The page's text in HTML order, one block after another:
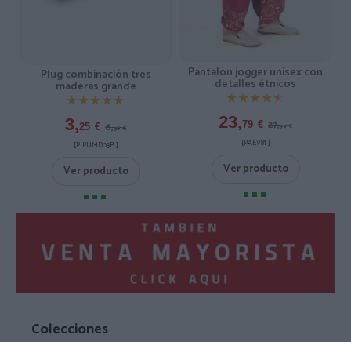
Plug combinación tres
maderas grande
★★★★★
★★★★★
3,25 € 6,50 €
[PIPUMD03B ]
Ver producto
Pantalón jogger unisex con
detalles étnicos
★★★★★
★★★★★
23,79 € 27,99 €
[PAEV81 ]
Ver producto
Colecciones